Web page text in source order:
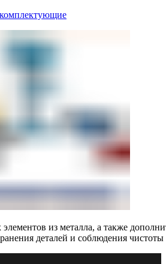
элементов из металла, а также
деталей и соблюдения чистоты